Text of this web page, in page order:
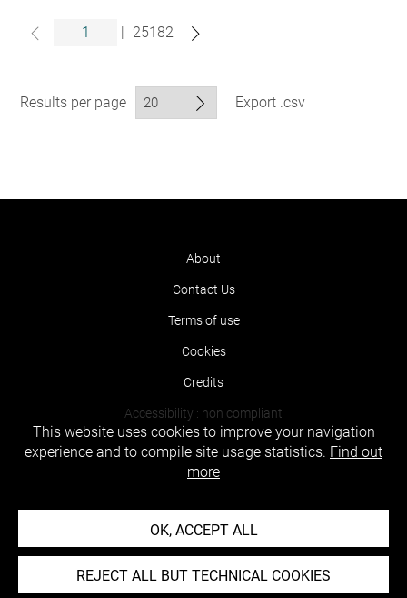
| 25182
Results per page Export .csv
About
Contact Us
Terms of use
Cookies
Credits
Accessibility : non compliant
This website uses cookies to improve your navigation
experience and to compile site usage statistics. Find out
more
OK, ACCEPT ALL
REJECT ALL BUT TECHNICAL COOKIES